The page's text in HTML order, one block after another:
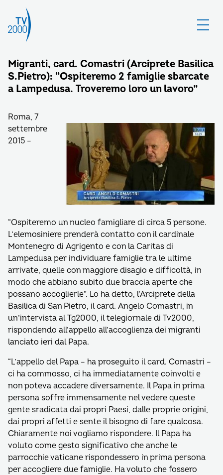
Migranti, card. Comastri (Arciprete Basilica
S.Pietro): “Ospiteremo 2 famiglie sbarcate
a Lampedusa. Troveremo loro un lavoro”
Roma, 7
settembre
2015 –
“Ospiteremo un nucleo famigliare di circa 5 persone.
L’elemosiniere prenderà contatto con il cardinale
Montenegro di Agrigento e con la Caritas di
Lampedusa per individuare famiglie tra le ultime
arrivate, quelle con maggiore disagio e difficoltà, in
modo che abbiano subito due braccia aperte che
possano accoglierle”. Lo ha detto, l’Arciprete della
Basilica di San Pietro, il card. Angelo Comastri, in
un’intervista al Tg2000, il telegiornale di Tv2000,
rispondendo all’appello all’accoglienza dei migranti
lanciato ieri dal Papa.
“L’appello del Papa – ha proseguito il card. Comastri –
ci ha commosso, ci ha immediatamente coinvolti e
non poteva accadere diversamente. Il Papa in prima
persona soffre immensamente nel vedere queste
gente sradicata dai propri Paesi, dalle proprie origini,
dai propri affetti e sente il bisogno di fare qualcosa.
Chiaramente noi vogliamo rispondere. Il Papa ha
voluto come gesto significativo che anche le
parrocchie vaticane rispondessero in prima persona
per accogliere due famiglie. Ha voluto che fossero